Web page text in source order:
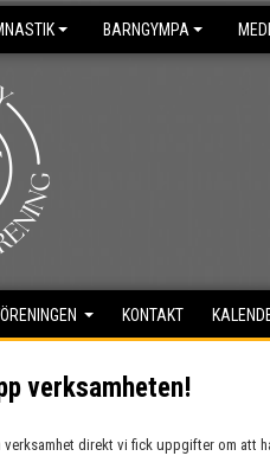
BARNGYMPA
KONTAKT
verksamheten!
direkt vi fick uppgifter om att